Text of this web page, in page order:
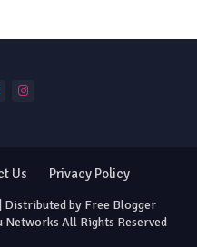
| Distributed by Free Blogger
All Rights Reserved
Us Privacy Policy